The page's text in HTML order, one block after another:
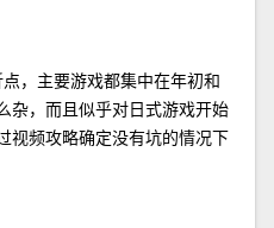
，主要游戏都集中在年初和
杂，而且似乎对日式游戏开始
视频攻略确定没有坑的情况下